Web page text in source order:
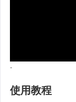
-
使用教程